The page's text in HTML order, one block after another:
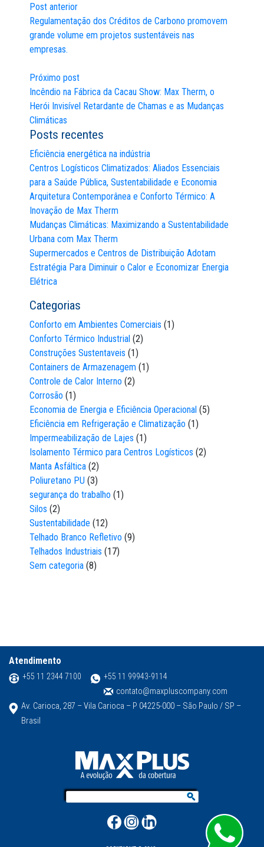
Navegação
de
Post anterior
Regulamentação dos Créditos de Carbono promovem
grande volume em projetos sustentáveis nas
empresas.
Próximo post
Incêndio na Fábrica da Cacau Show: Max Therm, o
Herói Invisível Retardante de Chamas e as Mudanças
Climáticas
Posts recentes
Eficiência energética na indústria
Centros Logísticos Climatizados: Aliados Essenciais
para a Saúde Pública, Sustentabilidade e Economia
Arquitetura Contemporânea e Conforto Térmico: A
Inovação de Max Therm
Mudanças Climáticas: Maximizando a Sustentabilidade
Urbana com Max Therm
Supermercados e Centros de Distribuição Adotam
Estratégia Para Diminuir o Calor e Economizar Energia
Elétrica
Categorias
Conforto em Ambientes Comerciais (1)
Conforto Térmico Industrial (2)
Construções Sustentaveis (1)
Containers de Armazenagem (1)
Controle de Calor Interno (2)
Corrosão (1)
Economia de Energia e Eficiência Operacional (5)
Eficiência em Refrigeração e Climatização (1)
Impermeabilização de Lajes (1)
Isolamento Térmico para Centros Logísticos (2)
Manta Asfáltica (2)
Poliuretano PU (3)
segurança do trabalho (1)
Silos (2)
Sustentabilidade (12)
Telhado Branco Refletivo (9)
Telhados Industriais (17)
Sem categoria (8)
Atendimento
+55 11 2344 7100 +55 11 99943-9114
contato@maxpluscompany.com
Av. Carioca, 287 – Vila Carioca – P 04225-000 – São Paulo / SP –
Brasil